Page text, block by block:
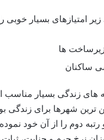
زیر امتیازهای بسیار
ها
ساکنان
های زندگی بسیار
ترین شهرها برای زندگی
82.2 بوده و رتبه دوم را از آن